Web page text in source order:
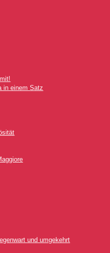
in einem Satz
und umgekehrt